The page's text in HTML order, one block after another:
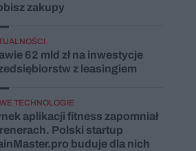
zakupy
62 mld zł na inwestycje
z leasingiem
TECHNOLOGIE
aplikacji fitness zapomniał
Polski startup
buduje dla nich